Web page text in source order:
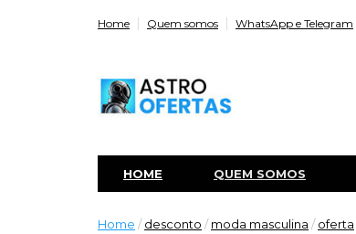
Home Quem somos WhatsApp e Telegram
HOME QUEM SOMOS
Home / desconto / moda masculina / oferta